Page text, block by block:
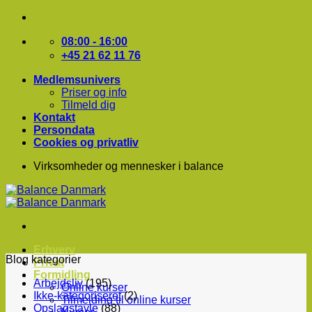
Fortsæt
indhold
08:00 - 16:00
+45 21 62 11 76
Medlemsunivers
Priser og info
Tilmeld dig
Kontakt
Persondata
Cookies og privatliv
Virksomheder og mennesker i balance
Privat
Formidling
Online kurser
Tilmelding til online kurser
Blog kategorier
Arbejdsliv(195)
Ikke-kategoriseret(2)
Opslagstavle(88)